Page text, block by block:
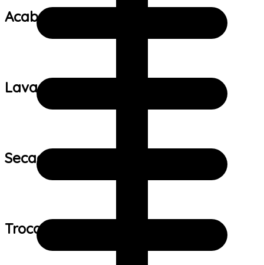
Acabamento:
Lavagem:
Secagem:
Trocas e devoluções: